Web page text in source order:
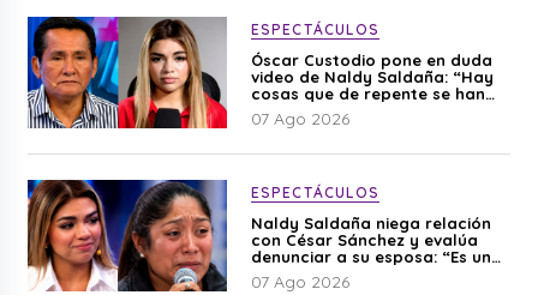
ESPECTÁCULOS
Óscar Custodio pone en duda
video de Naldy Saldaña: “Hay
cosas que de repente se han
editado”
07 Ago 2026
ESPECTÁCULOS
Naldy Saldaña niega relación
con César Sánchez y evalúa
denunciar a su esposa: “Es una
difamación”
07 Ago 2026